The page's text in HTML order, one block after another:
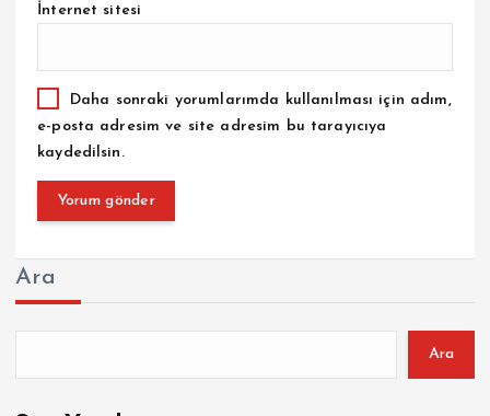
İnternet sitesi
Daha sonraki yorumlarımda kullanılması için adım,
e-posta adresim ve site adresim bu tarayıcıya
kaydedilsin.
Ara
Ara